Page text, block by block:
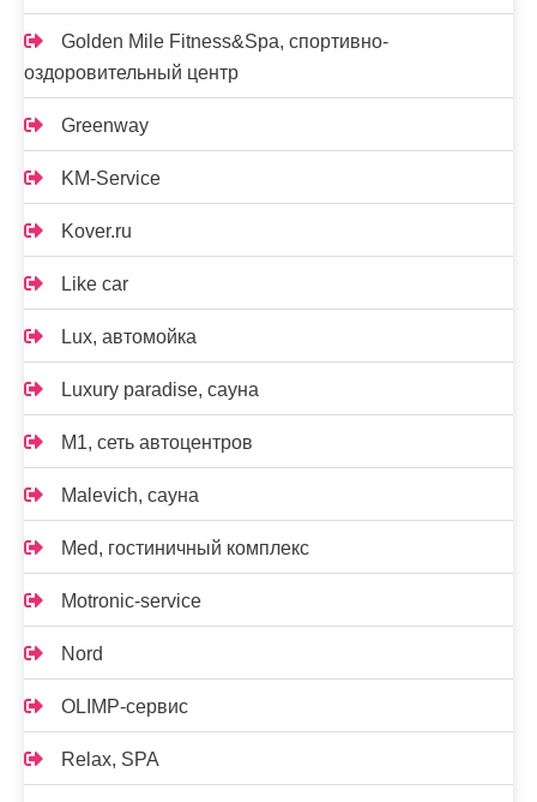
Golden Mile Fitness&Spa, спортивно-
оздоровительный центр
Greenway
KM-Service
Kover.ru
Like car
Lux, автомойка
Luxury paradise, сауна
M1, сеть автоцентров
Malevich, сауна
Med, гостиничный комплекс
Motronic-service
Nord
OLIMP-сервис
Relax, SPA